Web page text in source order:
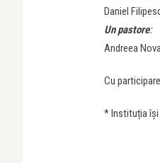
Daniel
Un pastore:
Andreea
Cu
* Instituția își